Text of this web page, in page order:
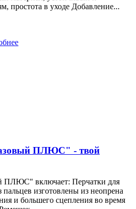
простота в уходе Добавление...
ПЛЮС" - твой
ПЛЮС" включает: Перчатки для
пальцев изготовлены из неопрена
и большего сцепления во время